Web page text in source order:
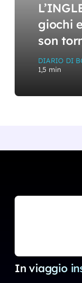
giochi
son
DIARIO DI
1,5 min
In viaggio